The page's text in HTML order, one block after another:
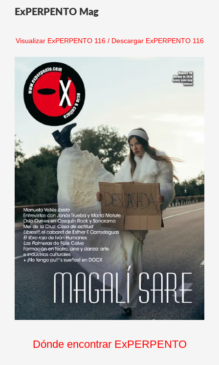
ExPERPENTO Mag
Visualizar ExPERPENTO 116/ Descargar ExPERPENTO 116
Dónde encontrar ExPERPENTO